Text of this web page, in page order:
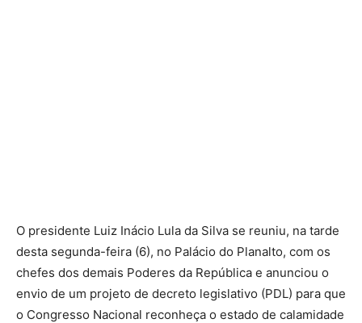
O presidente Luiz Inácio Lula da Silva se reuniu, na tarde
desta segunda-feira (6), no Palácio do Planalto, com os
chefes dos demais Poderes da República e anunciou o
envio de um projeto de decreto legislativo (PDL) para que
o Congresso Nacional reconheça o estado de calamidade